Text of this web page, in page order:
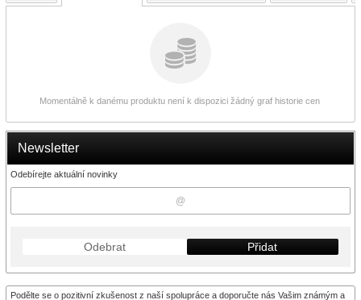
Newsletter
Odebírejte aktuální novinky
Odebrat Přidat
Podělte se o pozitivní zkušenost z naší spolupráce a doporučte nás Vašim známým a
Momentálně k danému produktu není k dispozici žádný graf historie cen